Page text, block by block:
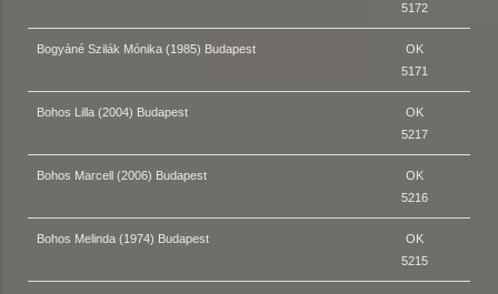
5172
Bogyáné Szilák Mónika (1985) Budapest
OK
5171
Bohos Lilla (2004) Budapest
OK
5217
Bohos Marcell (2006) Budapest
OK
5216
Bohos Melinda (1974) Budapest
OK
5215